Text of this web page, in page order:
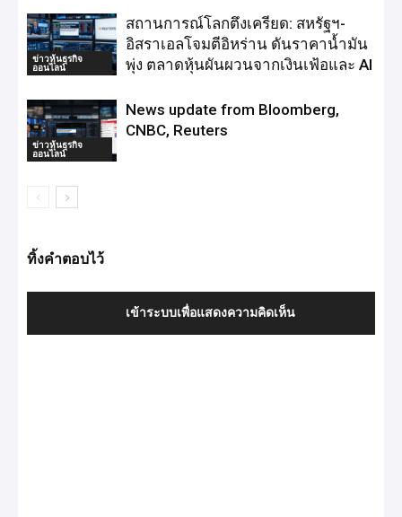
ข่าวหุ้นธุรกิจ
ออนไลน์
สถานการณ์โลกตึงเครียด: สหรัฐฯ-
อิสราเอลโจมตีอิหร่าน ดันราคาน้ำมัน
พุ่ง ตลาดหุ้นผันผวนจากเงินเฟ้อและ AI
ข่าวหุ้นธุรกิจ
ออนไลน์
News update from Bloomberg,
CNBC, Reuters
ทิ้งคำตอบไว้
เข้าระบบเพื่อแสดงความคิดเห็น